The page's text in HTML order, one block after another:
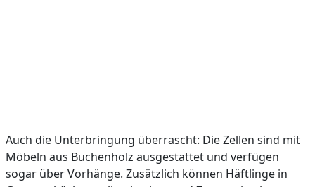
Auch die Unterbringung überrascht: Die Zellen sind mit
Möbeln aus Buchenholz ausgestattet und verfügen
sogar über Vorhänge. Zusätzlich können Häftlinge in